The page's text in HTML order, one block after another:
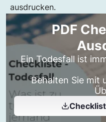
ausdrucken.
PDF
Ein Todesfall ist
Behalten Sie mit